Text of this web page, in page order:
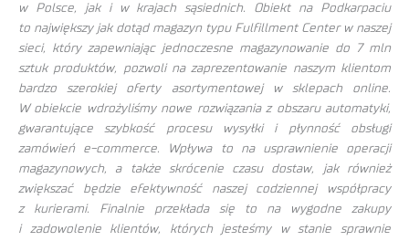
w Polsce, jak i w krajach sąsiednich. Obiekt na Podkarpaciu
to największy jak dotąd magazyn typu Fulfillment Center w naszej
sieci, który zapewniając jednoczesne magazynowanie do 7 mln
sztuk produktów, pozwoli na zaprezentowanie naszym klientom
bardzo szerokiej oferty asortymentowej w sklepach online.
W obiekcie wdrożyliśmy nowe rozwiązania z obszaru automatyki,
gwarantujące szybkość procesu wysyłki i płynność obsługi
zamówień e-commerce. Wpływa to na usprawnienie operacji
magazynowych, a także skrócenie czasu dostaw, jak również
zwiększać będzie efektywność naszej codziennej współpracy
z kurierami. Finalnie przekłada się to na wygodne zakupy
i zadowolenie klientów, których jesteśmy w stanie sprawnie